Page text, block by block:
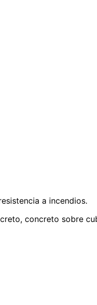
a incendios.
concreto sobre